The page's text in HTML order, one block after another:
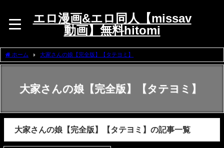
エロ漫画&エロ同人【missav
動画】無料hitomi
ホーム 大家さんの娘【完全版】【タテヨミ】
大家さんの娘【完全版】【タテヨミ】
大家さんの娘【完全版】【タテヨミ】の記事一覧